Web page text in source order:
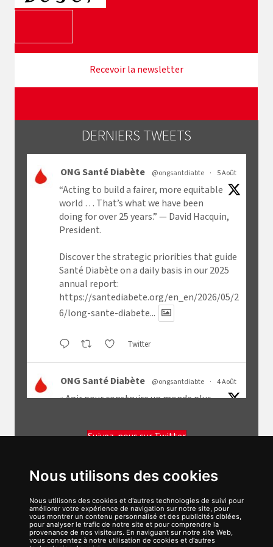
Nous utilisons des cookies
Nous utilisons des cookies et d'autres technologies de suivi pour
améliorer votre expérience de navigation sur notre site, pour
vous montrer un contenu personnalisé et des publicités ciblées,
pour analyser le trafic de notre site et pour comprendre la
provenance de nos visiteurs. En naviguant sur notre site Web,
vous consentez à notre utilisation de cookies et d'autres
r
s
m
l
DERNIERS TWEETS
ONG Santé Diabète @ongsantdiabte · 5 Août
“Acting to build a fairer, more equitable
world … That’s what we have been
doing for over 25 years.” — David Hacquin,
President.
Discover the strategic priorities that guide
Santé Diabète on a daily basis in our 2025
annual report:
https://santediabete.org/en_en/2026/05/2
6/long-sante-diabete...
Twitter
ONG Santé Diabète @ongsantdiabte · 4 Août
« Agir pour construire un monde plus
Hacquin, président.
Découvrez les orientations stratégiques qui
guident Santé Diabète dans notre rapport
1 1 Twitter
Suivez-nous sur Twitter
SANTÉ DIABÈTE